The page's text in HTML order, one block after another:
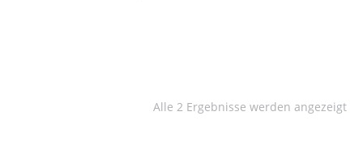
Alle 2 Ergebnisse werden angezeigt